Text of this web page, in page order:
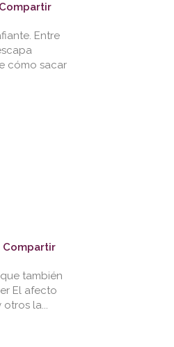
Compartir
Entre
cómo sacar
Compartir
también
El afecto
la...